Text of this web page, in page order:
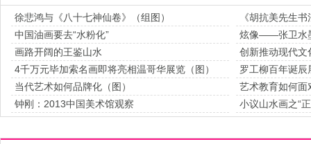
徐悲鸿与《八十七神仙卷》（组图）
《胡抗美先生
中国油画要去“水粉化”
炫像——张卫水
画路开阔的王鉴山水
创新推动现代文
4千万元毕加索名画即将亮相温哥华展览（图）
罗工柳百年诞
当代艺术如何品牌化（图）
艺术教育如何面
钟刚：2013中国美术馆观察
小议山水画之“